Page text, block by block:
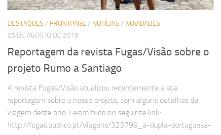
DESTAQUES / FRONTPAGE / NOTÍCIAS / NOVIDADES
25 DE AGOSTO DE 2013
Reportagem da revista Fugas/Visão sobre o
projeto Rumo a Santiago
A revista Fugas/Visão atualizou recentemente a sua
reportagem sobre o nosso projeto, com alguns detalhes da
viagem deste ano. Leiam tudo no seguinte link:
http://fugas.publico.pt/Viagens/323799_a-dupla-portuguesa-